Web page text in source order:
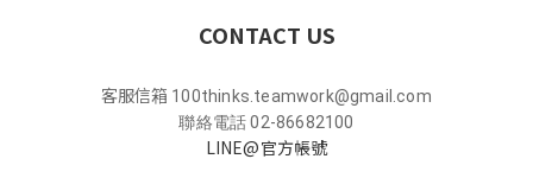
CONTACT US
客服信箱 100thinks.teamwork@gmail.com
聯絡電話 02-86682100
LINE@官方帳號